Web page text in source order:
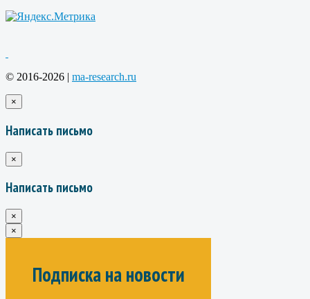
© 2016-2026 | ma-research.ru
×
Написать письмо
×
Написать письмо
×
×
Подписка на новости